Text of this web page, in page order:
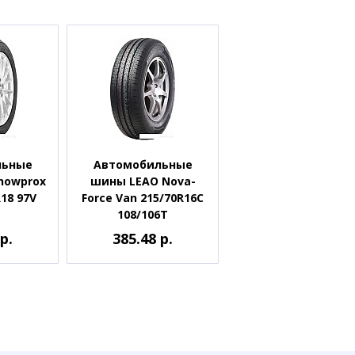
97V
Автомобильные
шины LEAO Nova-
Force Van 215/70R16C
108/106T
385.48 р.